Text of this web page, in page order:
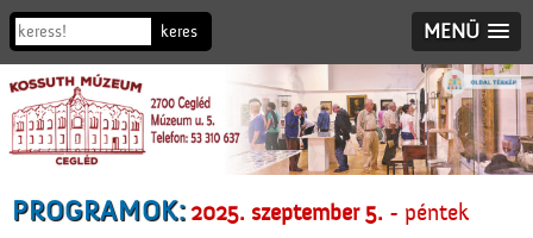
MENÜ
PROGRAMOK:2025. szeptember 5. - péntek